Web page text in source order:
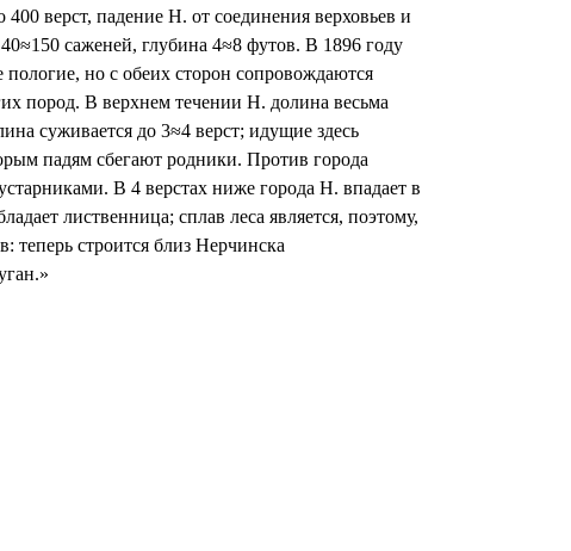
верст, падение Н. от соединения верховьев и
саженей, глубина 4≈8 футов. В 1896 году
но с обеих сторон сопровождаются
пород. В верхнем течении Н. долина весьма
суживается до 3≈4 верст; идущие здесь
падям сбегают родники. Против города
В 4 верстах ниже города Н. впадает в
лиственница; сплав леса является, поэтому,
теперь строится близ Нерчинска